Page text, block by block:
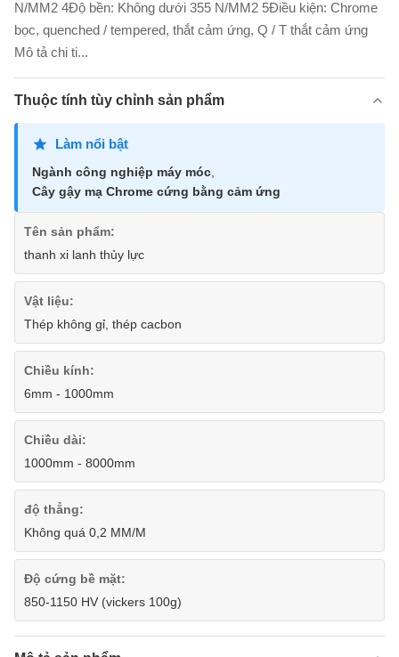
N/MM2 4Độ bền: Không dưới 355 N/MM2 5Điều kiện: Chrome
bọc, quenched / tempered, thắt cảm ứng, Q / T thắt cảm ứng
Mô tả chi ti...
Thuộc tính tùy chỉnh sản phẩm
Làm nổi bật
Ngành công nghiệp máy móc,
Cây gậy mạ Chrome cứng bằng cảm ứng
Tên sản phẩm:
thanh xi lanh thủy lực
Vật liệu:
Thép không gỉ, thép cacbon
Chiều kính:
6mm - 1000mm
Chiều dài:
1000mm - 8000mm
độ thẳng:
Không quá 0,2 MM/M
Độ cứng bề mặt:
850-1150 HV (vickers 100g)